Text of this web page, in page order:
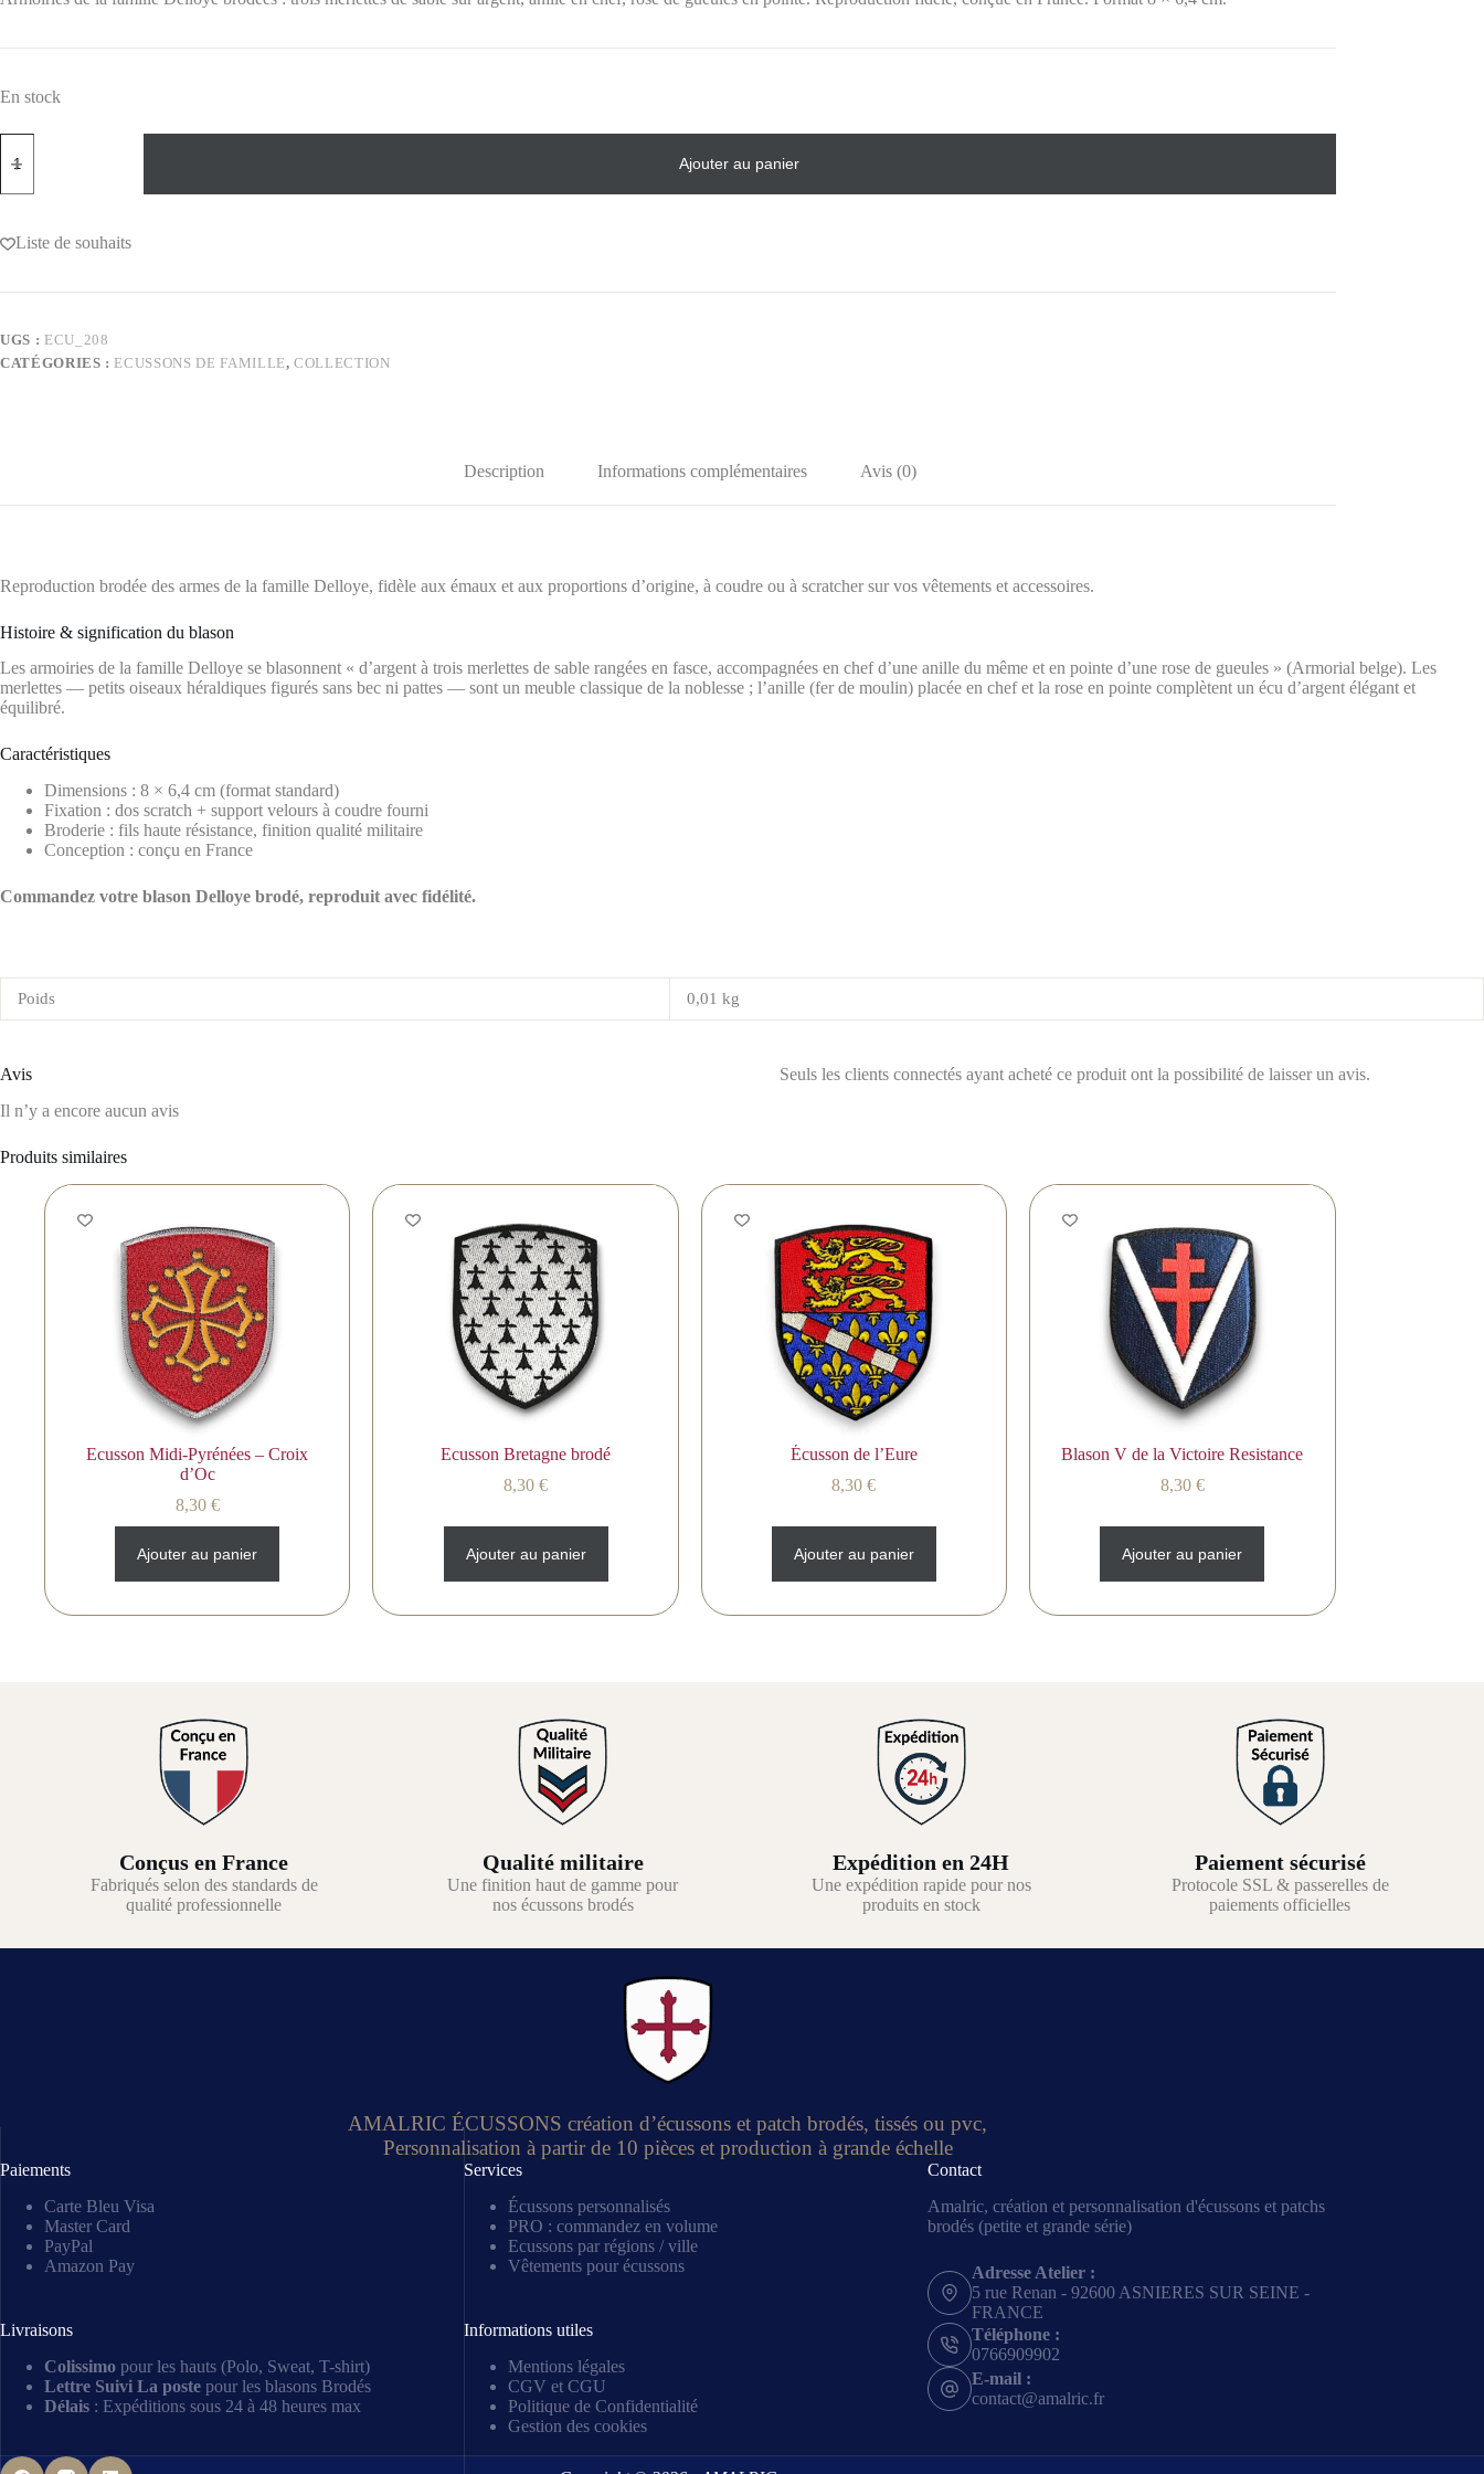
En stock
Ajouter au panier
Liste de souhaits
UGS : ECU_208
CATÉGORIES : ECUSSONS DE FAMILLE,COLLECTION
Description Informations complémentaires Avis (0)
Reproduction brodée des armes de la famille Delloye, fidèle aux émaux et aux proportions d’origine, à coudre ou à scratcher sur vos vêtements et accessoires.
Histoire & signification du blason
Les armoiries de la famille Delloye se blasonnent « d’argent à trois merlettes de sable rangées en fasce, accompagnées en chef d’une anille du même et en pointe d’une rose de gueules » (Armorial belge). Les
merlettes — petits oiseaux héraldiques figurés sans bec ni pattes — sont un meuble classique de la noblesse ; l’anille (fer de moulin) placée en chef et la rose en pointe complètent un écu d’argent élégant et
équilibré.
Caractéristiques
Dimensions : 8 × 6,4 cm (format standard)
Fixation : dos scratch + support velours à coudre fourni
Broderie : fils haute résistance, finition qualité militaire
Conception : conçu en France
Commandez votre blason Delloye brodé, reproduit avec fidélité.
Poids 0,01 kg
Avis
Il n’y a encore aucun avis
Seuls les clients connectés ayant acheté ce produit ont la possibilité de laisser un avis.
Produits similaires
Ecusson Midi-Pyrénées – Croix
d’Oc
8,30 €
Ajouter au panier
Ecusson Bretagne brodé
8,30€
Ajouter au panier
Écusson de l’Eure
8,30€
Ajouter au panier
Blason V de la Victoire Resistance
8,30 €
Ajouter au panier
Conçus en France
Fabriqués selon des standards de
qualité professionnelle
Qualité militaire
Une finition haut de gamme pour
nos écussons brodés
Expédition en 24H
Une expédition rapide pour nos
produits en stock
Paiement sécurisé
Protocole SSL & passerelles de
paiements officielles
AMALRIC ÉCUSSONS création d’écussons et patch brodés, tissés ou pvc,
Personnalisation à partir de 10 pièces et production à grande échelle
Paiements
Carte Bleu Visa
Master Card
PayPal
Amazon Pay
Livraisons
Colissimo pour les hauts (Polo, Sweat, T-shirt)
Lettre Suivi La poste pour les blasons Brodés
Délais : Expéditions sous 24 à 48 heures max
Services
Écussons personnalisés
PRO : commandez en volume
Ecussons par régions / ville
Vêtements pour écussons
Informations utiles
Mentions légales
CGV et CGU
Politique de Confidentialité
Gestion des cookies
Contact
Amalric, création et personnalisation d'écussons et patchs
brodés (petite et grande série)
Adresse Atelier :
5 rue Renan - 92600 ASNIERES SUR SEINE -
FRANCE
Téléphone :
0766909902
E-mail :
contact@amalric.fr